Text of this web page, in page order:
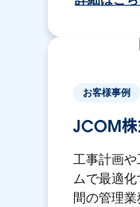
お客様事例
JCOM
工事計画
ムで最適
間の管理